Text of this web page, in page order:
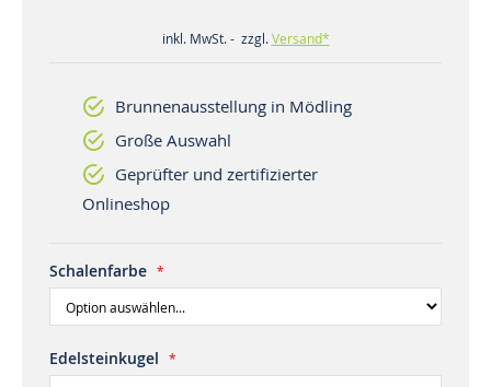
inkl. MwSt. - zzgl.Versand*
Brunnenausstellung in Mödling
Große Auswahl
Geprüfter und zertifizierter
Onlineshop
Schalenfarbe
Edelsteinkugel